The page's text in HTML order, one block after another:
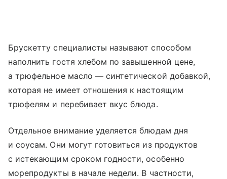
Брускетту специалисты называют способом
наполнить гостя хлебом по завышенной цене,
а трюфельное масло — синтетической добавкой,
которая не имеет отношения к настоящим
трюфелям и перебивает вкус блюда.
Отдельное внимание уделяется блюдам дня
и соусам. Они могут готовиться из продуктов
с истекающим сроком годности, особенно
морепродукты в начале недели. В частности,